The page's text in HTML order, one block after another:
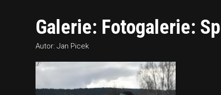
Galerie: Fotogalerie:
Autor: Jan Picek